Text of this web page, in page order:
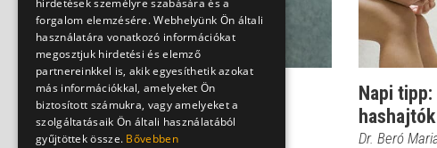
Egy ártalmas és elavult
hashajtó: a keserűsó
Dr. Beró Mariann
Napi
Dr. Beró
hirdetések személyre szabására és a
forgalom elemzésére. Webhelyünk Ön általi
használatára vonatkozó információkat
megosztjuk hirdetési és elemző
partnereinkkel is, akik egyesíthetik azokat
más információkkal, amelyeket Ön
biztosított számukra, vagy amelyeket a
szolgáltatásaik Ön általi használatából
gyűjtöttek össze. Bővebben